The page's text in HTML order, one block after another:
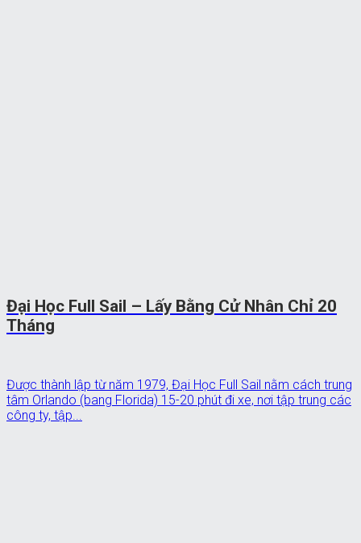
Đại Học Full Sail – Lấy Bằng Cử Nhân Chỉ 20
Tháng
Được thành lập từ năm 1979, Đại Học Full Sail nằm cách trung
tâm Orlando (bang Florida) 15-20 phút đi xe, nơi tập trung các
công ty, tập...